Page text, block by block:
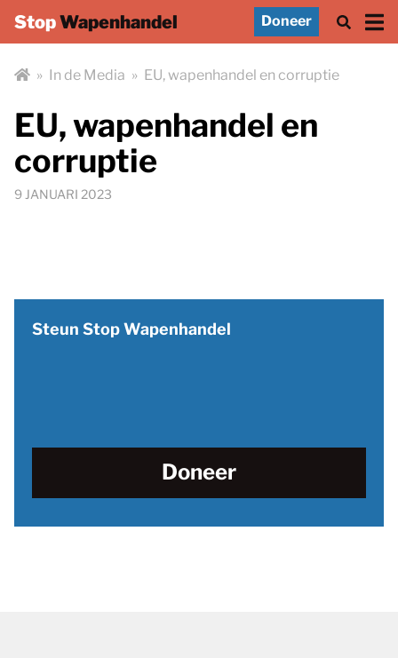
StopWapenhandel Doneer
» In de Media » EU, wapenhandel en corruptie
EU, wapenhandel en
corruptie
9 JANUARI 2023
Steun Stop Wapenhandel
Doneer